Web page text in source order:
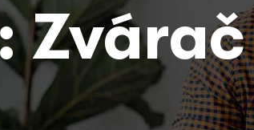
Zvárač